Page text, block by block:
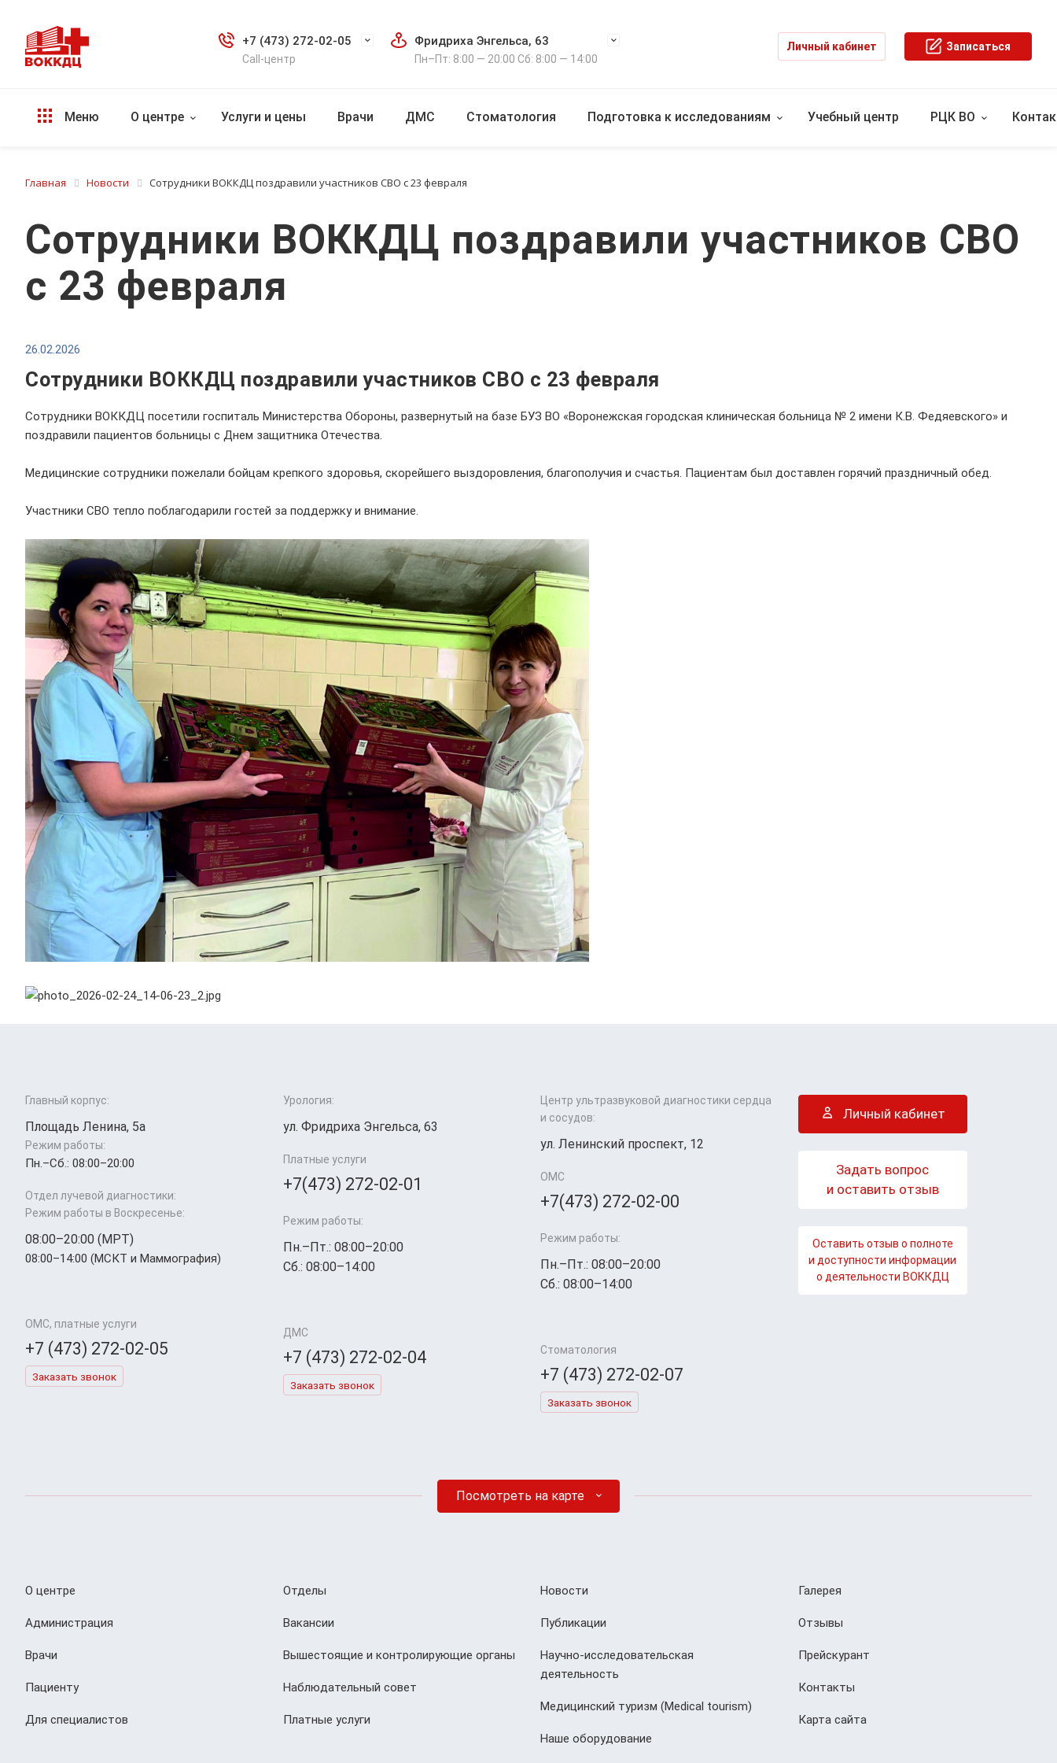
+7 (473) 272-02-05
Call-центр
Фридриха Энгельса, 63
Пн–Пт: 8:00 — 20:00 Сб: 8:00 — 14:00
Личный кабинет Записаться
Меню О центре Услуги и цены Врачи ДМС Стоматология Подготовка к исследованиям Учебный центр РЦК ВО
Главная Новости Сотрудники ВОККДЦ поздравили участников СВО с 23 февраля
Сотрудники ВОККДЦ поздравили участников СВО
с 23 февраля
26.02.2026
Сотрудники ВОККДЦ поздравили участников СВО с 23 февраля
Сотрудники ВОККДЦ посетили госпиталь Министерства Обороны, развернутый на базе БУЗ ВО «Воронежская городская клиническая больница № 2 имени К.В. Федяевского» и
поздравили пациентов больницы с Днем защитника Отечества.
Медицинские сотрудники пожелали бойцам крепкого здоровья, скорейшего выздоровления, благополучия и счастья. Пациентам был доставлен горячий праздничный обед.
Участники СВО тепло поблагодарили гостей за поддержку и внимание.
Главный корпус:
Площадь Ленина, 5а
Режим работы:
Пн.–Cб.: 08:00–20:00
Отдел лучевой диагностики:
Режим работы в Воскресенье:
08:00–20:00 (МРТ)
08:00–14:00 (МСКТ и Маммография)
ОМС, платные услуги
+7 (473) 272-02-05
Заказать звонок
Урология:
ул. Фридриха Энгельса, 63
Платные услуги
+7(473) 272-02-01
Режим работы:
Пн.–Пт.: 08:00–20:00
Сб.: 08:00–14:00
ДМС
+7 (473) 272-02-04
Заказать звонок
Центр ультразвуковой диагностики сердца
и сосудов:
ул. Ленинский проспект, 12
ОМС
+7(473) 272-02-00
Режим работы:
Пн.–Пт.: 08:00–20:00
Сб.: 08:00–14:00
Стоматология
+7 (473) 272-02-07
Заказать звонок
Личный кабинет
Задать вопрос
и оставить отзыв
Оставить отзыв о полноте
и доступности информации
о деятельности ВОККДЦ
Посмотреть на карте
О центре
Администрация
Врачи
Пациенту
Для специалистов
Отделы
Вакансии
Вышестоящие и контролирующие органы
Наблюдательный совет
Платные услуги
Новости
Публикации
Научно-исследовательская
деятельность
Медицинский туризм (Мedical tourism)
Наше оборудование
Галерея
Отзывы
Прейскурант
Контакты
Карта сайта